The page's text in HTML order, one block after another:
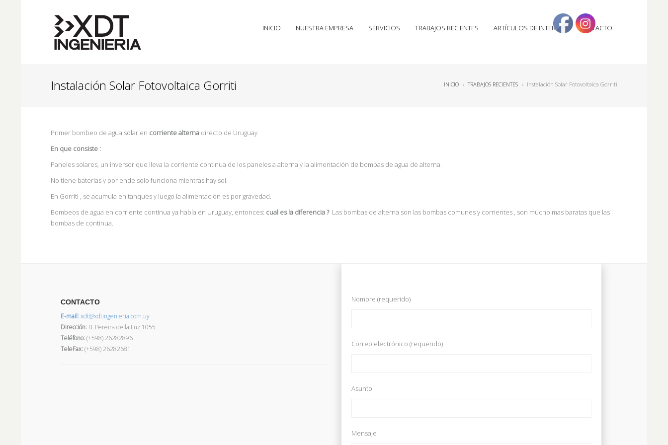
INICIO NUESTRA EMPRESA SERVICIOS TRABAJOS RECIENTES ARTÍCULOS DE INTERÉS CONTACTO
Instalación Solar Fotovoltaica Gorriti INICIO ›TRABAJOS RECIENTES › Instalación Solar Fotovoltaica Gorriti
Primer bombeo de agua solar en corriente alterna directo de Uruguay
En que consiste :
Paneles solares, un inversor que lleva la corriente continua de los paneles a alterna y la alimentación de bombas de agua de alterna.
No tiene baterías y por ende solo funciona mientras hay sol.
En Gorriti , se acumula en tanques y luego la alimentación es por gravedad.
Bombeos de agua en corriente continua ya había en Uruguay, entonces: cual es la diferencia ?Las bombas de alterna son las bombas comunes y corrientes , son mucho mas baratas que las
bombas de continua.
CONTACTO
E-mail:xdt@xdtingenieria.com.uy
Dirección: B. Pereira de la Luz 1055
Teléfono:(+598) 26282896
TeleFax:(+598) 26282681
Nombre (requerido)
Correo electrónico (requerido)
Asunto
Mensaje